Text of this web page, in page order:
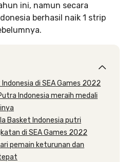
ini, namun secara
berhasil naik 1 strip
di SEA Games 2022
Indonesia meraih medali
Basket Indonesia putri
di SEA Games 2022
pemain keturunan dan